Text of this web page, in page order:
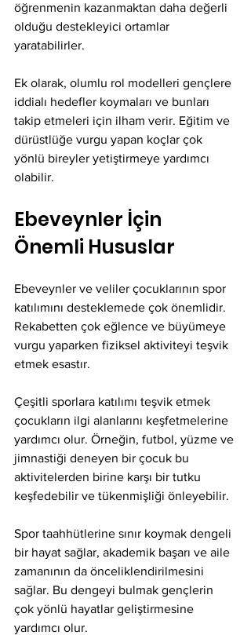
öğrenmenin kazanmaktan daha değerli
olduğu destekleyici ortamlar
yaratabilirler.
Ek olarak, olumlu rol modelleri gençlere
iddialı hedefler koymaları ve bunları
takip etmeleri için ilham verir. Eğitim ve
dürüstlüğe vurgu yapan koçlar çok
yönlü bireyler yetiştirmeye yardımcı
olabilir.
Ebeveynler İçin
Önemli Hususlar
Ebeveynler ve veliler çocuklarının spor
katılımını desteklemede çok önemlidir.
Rekabetten çok eğlence ve büyümeye
vurgu yaparken fiziksel aktiviteyi teşvik
etmek esastır.
Çeşitli sporlara katılımı teşvik etmek
çocukların ilgi alanlarını keşfetmelerine
yardımcı olur. Örneğin, futbol, ​​yüzme ve
jimnastiği deneyen bir çocuk bu
aktivitelerden birine karşı bir tutku
keşfedebilir ve tükenmişliği önleyebilir.
Spor taahhütlerine sınır koymak dengeli
bir hayat sağlar, akademik başarı ve aile
zamanının da önceliklendirilmesini
sağlar. Bu dengeyi bulmak gençlerin
çok yönlü hayatlar geliştirmesine
yardımcı olur.